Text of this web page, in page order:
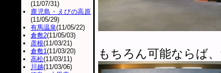
もちろん可能ならば
(11/07/31)
鹿児島・えびの高原
(11/05/29)
有馬温泉(11/05/22)
倉敷2(11/05/03)
彦根(11/03/21)
倉敷1(11/03/20)
高松(11/03/11)
川越(11/03/06)